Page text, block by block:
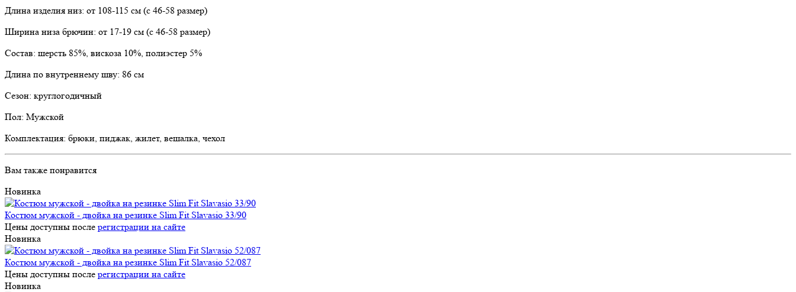
Длина изделия низ: от 108-115 см (с 46-58 размер)
Ширина низа брючин: от 17-19 см (с 46-58 размер)
Состав: шерсть 85%, вискоза 10%, полиэстер 5%
Длина по внутреннему шву: 86 см
Сезон: круглогодичный
Пол: Мужской
Комплектация: брюки, пиджак, жилет, вешалка, чехол
Вам также понравится
Новинка
Костюм мужской - двойка на резинке Slim Fit Slavasio 33/90
Цены доступны после регистрации на сайте
Новинка
Костюм мужской - двойка на резинке Slim Fit Slavasio 52/087
Цены доступны после регистрации на сайте
Новинка